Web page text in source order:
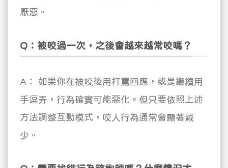
厭惡。
Q：被咬過一次，之後會越來越常咬嗎？
A： 如果你在被咬後用打罵回應，或是繼續用
手逗弄，行為確實可能惡化。但只要依照上述
方法調整互動模式，咬人行為通常會顯著減
少。